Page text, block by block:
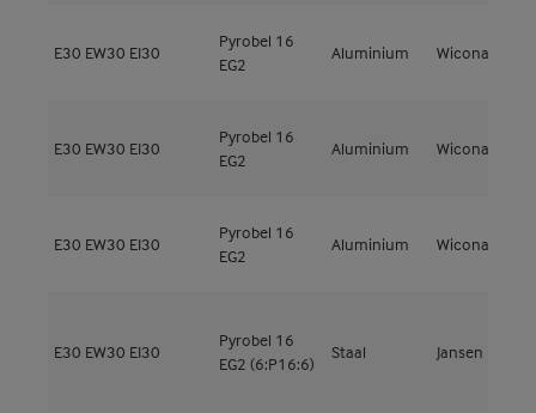
E30 EW30 EI30
Pyrobel 16
EG2
Aluminium Wicona
E30 EW30 EI30
Pyrobel 16
EG2
Aluminium Wicona
E30 EW30 EI30
Pyrobel 16
EG2
Aluminium Wicona
E30 EW30 EI30
Pyrobel 16
EG2 (6:P16:6)
Staal Jansen